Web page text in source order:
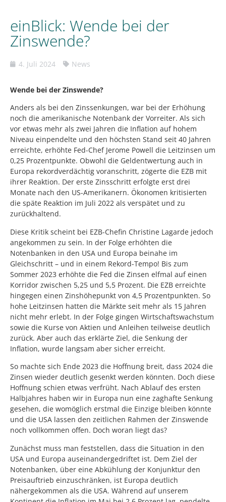
einBlick: Wende bei der
Zinswende?
4. Juli 2024 News
Wende bei der Zinswende?
Anders als bei den Zinssenkungen, war bei der Erhöhung
noch die amerikanische Notenbank der Vorreiter. Als sich
vor etwas mehr als zwei Jahren die Inflation auf hohem
Niveau einpendelte und den höchsten Stand seit 40 Jahren
erreichte, erhöhte Fed-Chef Jerome Powell die Leitzinsen um
0,25 Prozentpunkte. Obwohl die Geldentwertung auch in
Europa rekordverdächtig voranschritt, zögerte die EZB mit
ihrer Reaktion. Der erste Zinsschritt erfolgte erst drei
Monate nach den US-Amerikanern. Ökonomen kritisierten
die späte Reaktion im Juli 2022 als verspätet und zu
zurückhaltend.
Diese Kritik scheint bei EZB-Chefin Christine Lagarde jedoch
angekommen zu sein. In der Folge erhöhten die
Notenbanken in den USA und Europa beinahe im
Gleichschritt – und in einem Rekord-Tempo! Bis zum
Sommer 2023 erhöhte die Fed die Zinsen elfmal auf einen
Korridor zwischen 5,25 und 5,5 Prozent. Die EZB erreichte
hingegen einen Zinshöhepunkt von 4,5 Prozentpunkten. So
hohe Leitzinsen hatten die Märkte seit mehr als 15 Jahren
nicht mehr erlebt. In der Folge gingen Wirtschaftswachstum
sowie die Kurse von Aktien und Anleihen teilweise deutlich
zurück. Aber auch das erklärte Ziel, die Senkung der
Inflation, wurde langsam aber sicher erreicht.
So machte sich Ende 2023 die Hoffnung breit, dass 2024 die
Zinsen wieder deutlich gesenkt werden könnten. Doch diese
Hoffnung schien etwas verfrüht. Nach Ablauf des ersten
Halbjahres haben wir in Europa nun eine zaghafte Senkung
gesehen, die womöglich erstmal die Einzige bleiben könnte
und die USA lassen den zeitlichen Rahmen der Zinswende
noch vollkommen offen. Doch woran liegt das?
Zunächst muss man feststellen, dass die Situation in den
USA und Europa auseinandergedriftet ist. Dem Ziel der
Notenbanken, über eine Abkühlung der Konjunktur den
Preisauftrieb einzuschränken, ist Europa deutlich
nähergekommen als die USA. Während auf unserem